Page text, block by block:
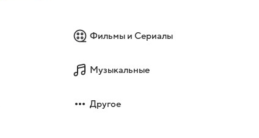
Фильмы и Сериалы
Музыкальные
Другое